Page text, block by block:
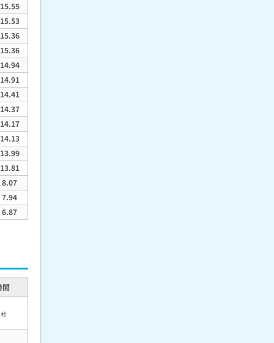
15.55
15.53
15.36
15.36
14.94
14.91
14.41
14.37
14.17
14.13
13.99
13.81
8.07
7.94
6.87
間
秒